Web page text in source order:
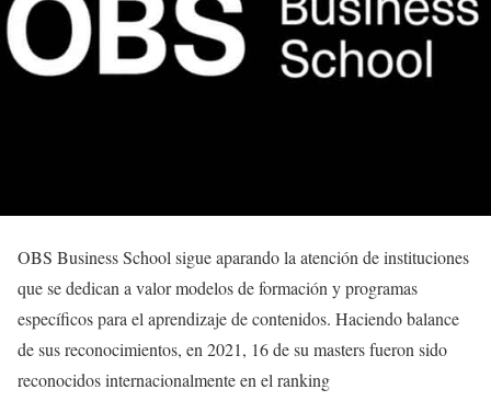
OBS Business School sigue aparando la atención de instituciones
que se dedican a valor modelos de formación y programas
específicos para el aprendizaje de contenidos. Haciendo balance
de sus reconocimientos, en 2021, 16 de su masters fueron sido
reconocidos internacionalmente en el ranking